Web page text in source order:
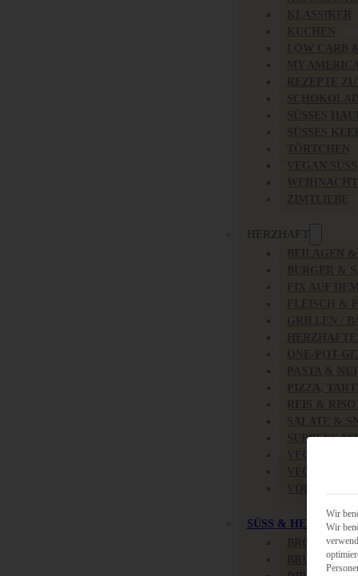
HERZHAFT
SALATE &
SÜSS & HERZHAFT
BRUNCH &
Wir
Wir